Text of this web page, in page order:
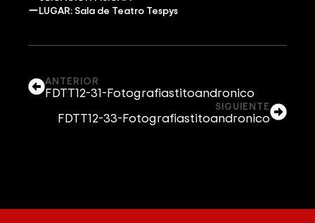
LUGAR: Sala de Teatro Tespys
ANTERIOR
FDTT12-31-Fotografiastitoandronico
SIGUIENTE
FDTT12-33-Fotografiastitoandronico